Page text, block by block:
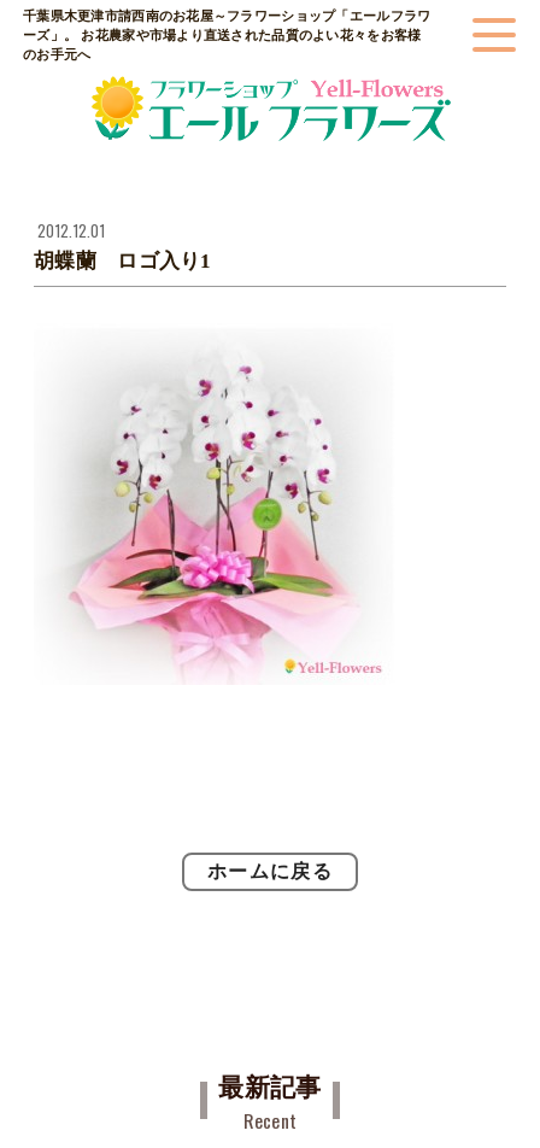
千葉県木更津市請西南のお花屋～フラワーショップ「エールフラワ
ーズ」。 お花農家や市場より直送された品質のよい花々をお客様
のお手元へ
2012.12.01
胡蝶蘭 ロゴ入り1
ホームに戻る
最新記事
Recent